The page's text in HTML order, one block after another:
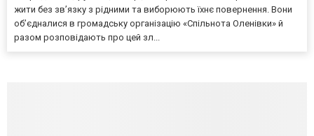
жити без зв’язку з рідними та виборюють їхнє повернення. Вони
об’єдналися в громадську організацію «Спільнота Оленівки» й
разом розповідають про цей зл...